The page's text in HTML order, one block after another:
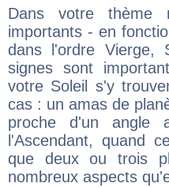
Dans votre thème
importants - en
dans l'ordre Vierge,
signes sont
votre Soleil s'y
cas : un amas de
proche d'un
l'Ascendant, quand
que deux ou trois
nombreux aspects